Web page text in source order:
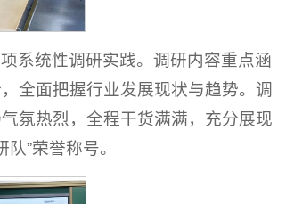
系统性调研实践。调研内容重点涵
全面把握行业发展现状与趋势。调
氛热烈，全程干货满满，充分展现
”荣誉称号。